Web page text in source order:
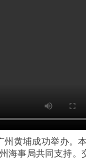
黄埔成功举办。
海事局共同支持